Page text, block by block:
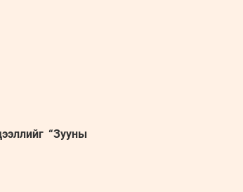
“Зууны